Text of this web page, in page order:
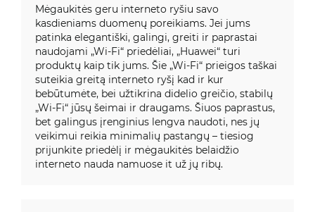
Mėgaukitės geru interneto ryšiu savo
kasdieniams duomenų poreikiams. Jei jums
patinka elegantiški, galingi, greiti ir paprastai
naudojami „Wi-Fi“ priedėliai, „Huawei“ turi
produktų kaip tik jums. Šie „Wi-Fi“ prieigos taškai
suteikia greitą interneto ryšį kad ir kur
bebūtumėte, bei užtikrina didelio greičio, stabilų
„Wi-Fi“ jūsų šeimai ir draugams. Šiuos paprastus,
bet galingus įrenginius lengva naudoti, nes jų
veikimui reikia minimalių pastangų – tiesiog
prijunkite priedėlį ir mėgaukitės belaidžio
interneto nauda namuose it už jų ribų.